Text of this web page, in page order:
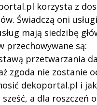
korzysta z
Świadczą oni
mają siedzibę
przechowywane są:
przetwarzania
zgoda nie zostanie
dekoportal.pl i
a dla roszczeń